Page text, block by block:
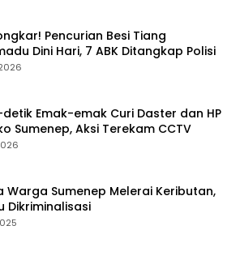
Pencurian Besi Tiang
Dini Hari, 7 ABK Ditangkap Polisi
Emak-emak Curi Daster dan HP
Sumenep, Aksi Terekam CCTV
Warga Sumenep Melerai Keributan,
Dikriminalisasi